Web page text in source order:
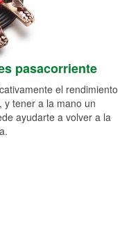
pasacorriente
el rendimiento
tener a la mano un
ayudarte a volver a la